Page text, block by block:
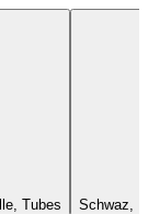
Tubes
Schwaz,